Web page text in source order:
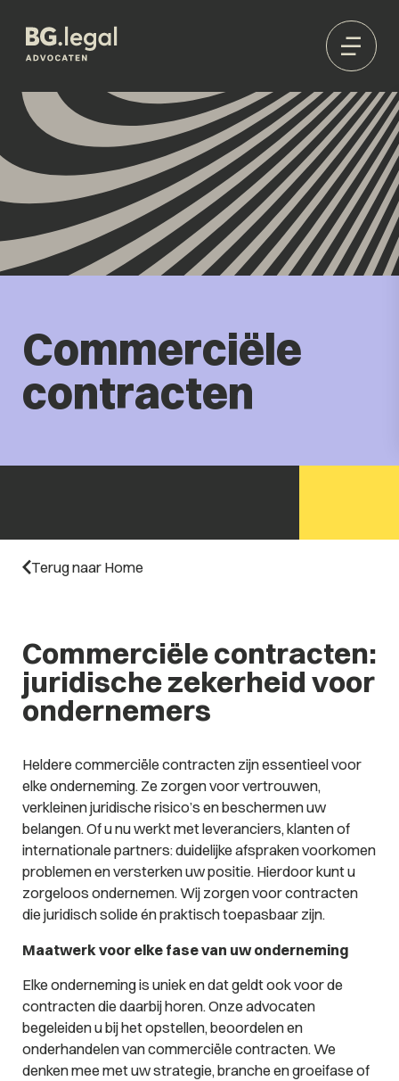
Commerciële
contracten
Terug naar Home
Commerciële contracten:
juridische zekerheid voor
ondernemers
Heldere commerciële contracten zijn essentieel voor
elke onderneming. Ze zorgen voor vertrouwen,
verkleinen juridische risico’s en beschermen uw
belangen. Of u nu werkt met leveranciers, klanten of
internationale partners: duidelijke afspraken voorkomen
problemen en versterken uw positie. Hierdoor kunt u
zorgeloos ondernemen. Wij zorgen voor contracten
die juridisch solide én praktisch toepasbaar zijn.
Maatwerk voor elke fase van uw onderneming
Elke onderneming is uniek en dat geldt ook voor de
contracten die daarbij horen. Onze advocaten
begeleiden u bij het opstellen, beoordelen en
onderhandelen van commerciële contracten. We
denken mee met uw strategie, branche en groeifase of